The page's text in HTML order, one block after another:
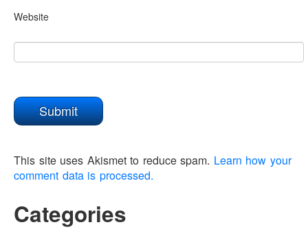
Website
This site uses Akismet to reduce spam. Learn how your
comment data is processed.
Categories